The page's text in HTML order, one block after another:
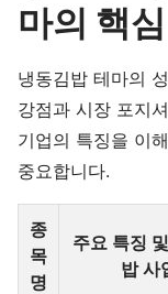
마의 핵
냉동김밥 테마의
강점과 시장 포지
기업의 특징을 이
중요합니다.
종
목
명
주요 특징
밥 사